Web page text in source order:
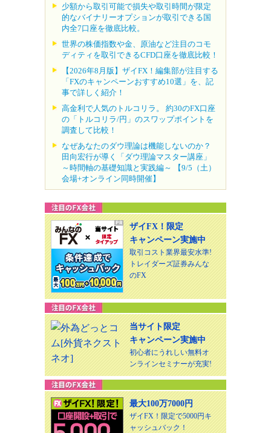
少額から取引可能で損失や取引時間が限定
的なバイナリーオプションが取引できる国
内全7口座を徹底比較。
世界の株価指数や金、原油など注目のコモ
ディティを取引できるCFD口座を徹底比較！
【2026年8月版】ザイFX！編集部が注目する
「FXのキャンペーンおすすめ10選」を、記
事で詳しく紹介！
高金利で人気のトルコリラ。 約30のFX口座
の「トルコリラ/円」のスワップポイントを
調査して比較！
なぜあなたのダウ理論は機能しないのか？
田向宏行が導く「ダウ理論マスター講座」
～時間軸の基礎知識と実践編～ 【9/5（土）
会場+オンライン同時開催】
ザイFX！限定
キャンペーン実施中
取引コスト業界最安水準!
トレイダーズ証券みんな
のFX
当サイト限定
キャンペーン実施中
初心者にうれしい無料オ
ンラインセミナーが充実!
最大100万7000円
ザイFX！限定で5000円キ
ャッシュバック！